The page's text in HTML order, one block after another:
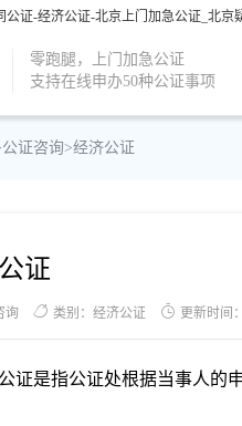
证-经济公证-北京上门加急公证_北京
零跑腿，上门加急公证
支持在线申办50种公证事项
公证咨询>经济公证
证
询 类别：经济公证 更新时间
证是指公证处根据当事人的